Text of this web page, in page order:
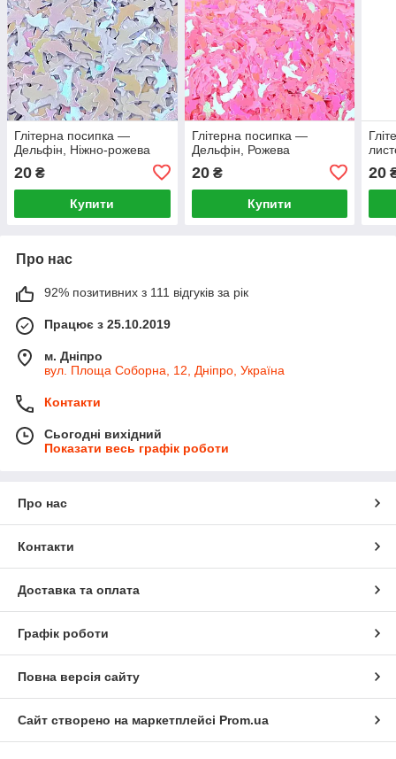
Глітерна посипка —
Дельфін, Ніжно-рожева
20 ₴
Купити
Глітерна посипка —
Дельфін, Рожева
20₴
Купити
20
Про нас
92% позитивних з 111 відгуків за рік
Працює з 25.10.2019
м. Дніпро
вул. Площа Соборна, 12, Дніпро, Україна
Контакти
Сьогодні вихідний
Показати весь графік роботи
Про нас
Контакти
Доставка та оплата
Графік роботи
Повна версія сайту
Сайт створено на маркетплейсі Prom.ua